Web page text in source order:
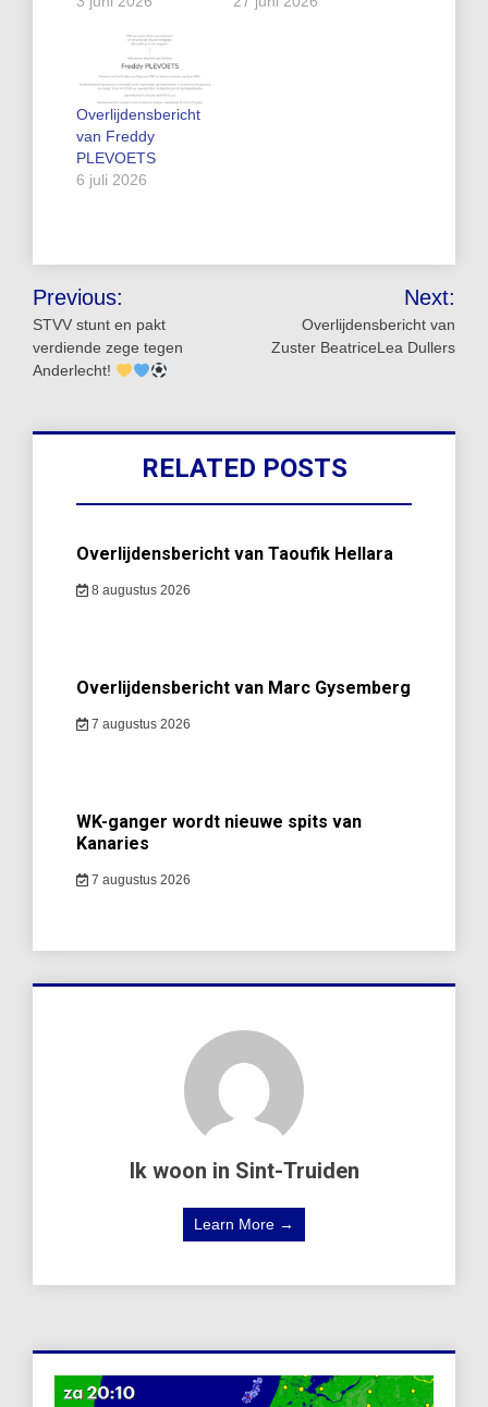
Overlijdensbericht
van Freddy
PLEVOETS
6 juli 2026
Bericht
navigatie
Previous:
STVV stunt en pakt
verdiende zege tegen
Anderlecht!
Next:
Overlijdensbericht van
Zuster BeatriceLea Dullers
RELATED POSTS
Overlijdensbericht van Taoufik Hellara
8 augustus 2026
Overlijdensbericht van Marc Gysemberg
7 augustus 2026
WK-ganger wordt nieuwe spits van
Kanaries
7 augustus 2026
Ik woon in Sint-Truiden
Learn More →